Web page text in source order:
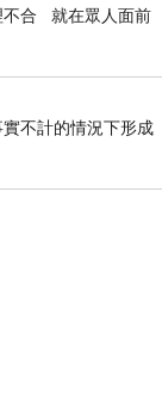
合 就在眾人面前
不計的情況下形成